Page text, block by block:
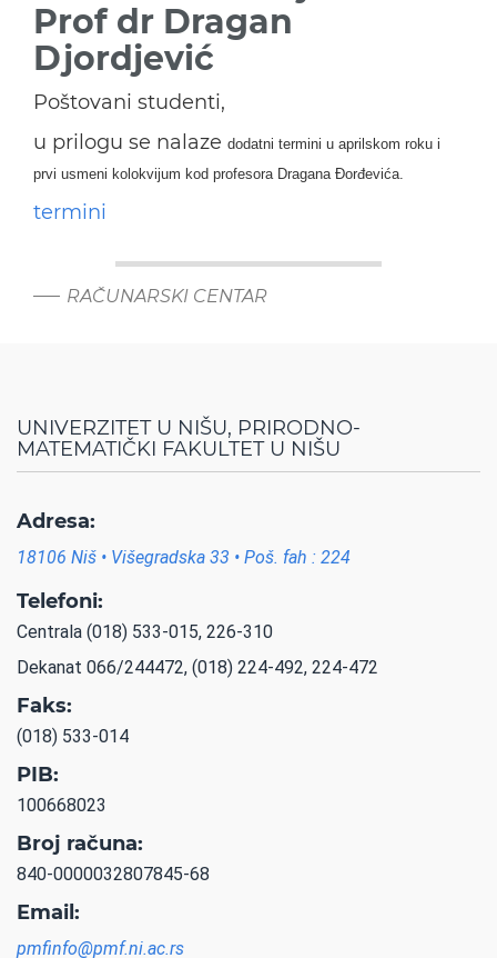
Prof dr Dragan
Djordjević
Poštovani studenti,
u prilogu se nalaze dodatni termini u aprilskom roku i
prvi usmeni kolokvijum kod profesora Dragana Đorđevića.
termini
RAČUNARSKI CENTAR
UNIVERZITET U NIŠU, PRIRODNO-
MATEMATIČKI FAKULTET U NIŠU
Adresa:
18106 Niš • Višegradska 33 • Poš. fah : 224
Telefoni:
Centrala (018) 533-015, 226-310
Dekanat 066/244472, (018) 224-492, 224-472
Faks:
(018) 533-014
PIB:
100668023
Broj računa:
840-0000032807845-68
Email:
pmfinfo@pmf.ni.ac.rs